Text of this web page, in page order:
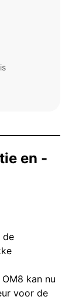
en -
de
kan nu
voor de